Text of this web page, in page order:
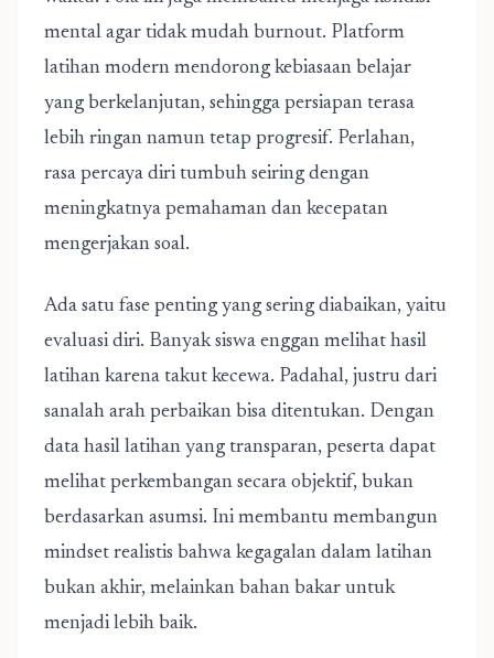
mental agar tidak mudah burnout. Platform
latihan modern mendorong kebiasaan belajar
yang berkelanjutan, sehingga persiapan terasa
lebih ringan namun tetap progresif. Perlahan,
rasa percaya diri tumbuh seiring dengan
meningkatnya pemahaman dan kecepatan
mengerjakan soal.
Ada satu fase penting yang sering diabaikan, yaitu
evaluasi diri. Banyak siswa enggan melihat hasil
latihan karena takut kecewa. Padahal, justru dari
sanalah arah perbaikan bisa ditentukan. Dengan
data hasil latihan yang transparan, peserta dapat
melihat perkembangan secara objektif, bukan
berdasarkan asumsi. Ini membantu membangun
mindset realistis bahwa kegagalan dalam latihan
bukan akhir, melainkan bahan bakar untuk
menjadi lebih baik.